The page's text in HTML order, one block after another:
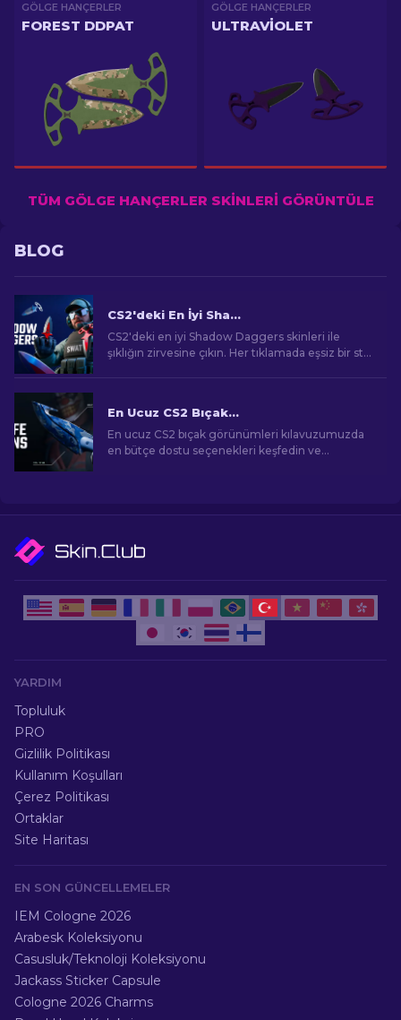
GÖLGE HANÇERLER
FOREST DDPAT
GÖLGE HANÇERLER
ULTRAVIOLET
TÜM GÖLGE HANÇERLER SKINLERI GÖRÜNTÜLE
BLOG
CS2'deki En İyi Shadow Daggers Skinleri
CS2'deki en iyi Shadow Daggers skinleri ile
şıklığın zirvesine çıkın. Her tıklamada eşsiz bir stil
En Ucuz CS2 Bıçak Görünümleri [2026]
En ucuz CS2 bıçak görünümleri kılavuzumuzda
en bütçe dostu seçenekleri keşfedin ve
YARDIM
Topluluk
PRO
Gizlilik Politikası
Kullanım Koşulları
Çerez Politikası
Ortaklar
Site Haritası
EN SON GÜNCELLEMELER
IEM Cologne 2026
Arabesk Koleksiyonu
Casusluk/Teknoloji Koleksiyonu
Jackass Sticker Capsule
Cologne 2026 Charms